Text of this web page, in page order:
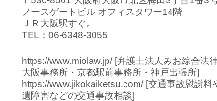
ノースゲートビル オフィスタワー14階
ＪＲ大阪駅すぐ。
TEL：06-6348-3055
https://www.miolaw.jp/ [弁護士法人みお綜合法
大阪事務所・京都駅前事務所・神戸出張所]
https://www.jikokaiketsu.com/ [交通事故慰謝料
遺障害などの交通事故相談]